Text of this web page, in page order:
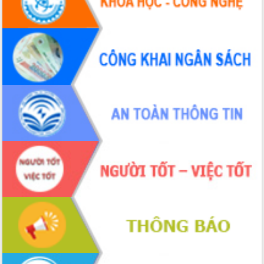
Hội thảo khoa học “Giải pháp thúc đẩy
phát triển nền kinh tế xanh tại tỉnh
Đắk Lắk”
Tăng cường giám sát, đôn đốc thực
hiện nhiệm vụ quản lý tài sản công
hàng tuần
Tháo gỡ những vướng mắc, đẩy mạnh
công tác cải cách thủ tục hành chính
tại Trung tâm Phục vụ hành chính
công tỉnh
Đắk Lắk: Tôn vinh 46 giải pháp tại Hội
thi Sáng tạo Kỹ thuật 2024 - 2025
Đắk Lắk rà soát, điều chỉnh Đề án 190
về phát triển nuôi trồng thủy sản
Phó Chủ tịch UBND tỉnh Đắk Lắk
Trương Công Thái kiểm tra thực địa
Dự án cao tốc Khánh Hòa - Buôn Ma
Thuột
Định vị cà phê Việt Nam như một “di
sản sống” trong dòng chảy toàn cầu